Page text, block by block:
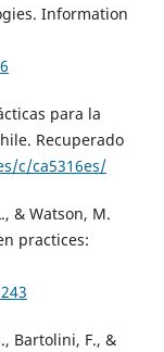
Information
para la
Recuperado
c/ca5316es/
& Watson, M.
practices:
Bartolini, F., &